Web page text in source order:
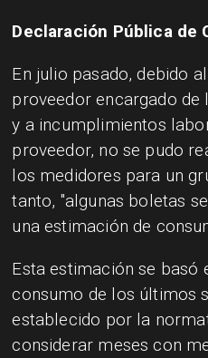
Declaración Pública de
En julio pasado, debido
proveedor encargado
y a incumplimientos
proveedor, no se pudo
los medidores para un
tanto, "algunas boletas
una estimación de
Esta estimación se basó
consumo de los últimos
establecido por la
considerar meses con